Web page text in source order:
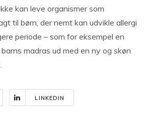
kan leve organismer som
til børn, der nemt kan udvikle allergi
periode – som for eksempel en
madras ud med en ny og skøn
LINKEDIN